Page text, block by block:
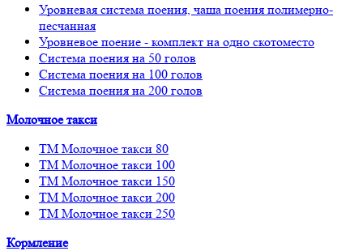
Уровневая система поения, чаша поения полимерно-
песчанная
Уровневое поение - комплект на одно скотоместо
Система поения на 50 голов
Система поения на 100 голов
Система поения на 200 голов
Молочное такси
ТМ Молочное такси 80
ТМ Молочное такси 100
ТМ Молочное такси 150
ТМ Молочное такси 200
ТМ Молочное такси 250
Кормление